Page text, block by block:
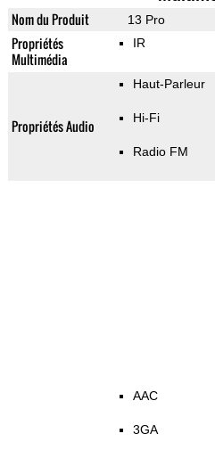
Nom du Produit 13 Pro
Propriétés
Multimédia
IR
Propriétés Audio
Haut-Parleur
Hi-Fi
Radio FM
AAC
3GA